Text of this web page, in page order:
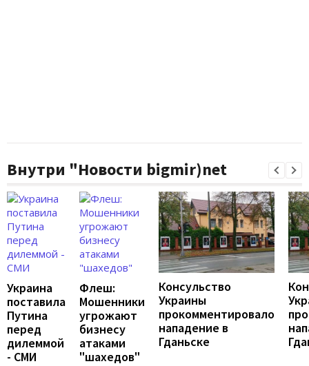
Внутри "Новости bigmir)net
Украина
поставила
Путина
перед
дилеммой
- СМИ
Флеш:
Мошенники
угрожают
бизнесу
атаками
"шахедов"
Консульство
Украины
прокомментировало
нападение в
Гданьске